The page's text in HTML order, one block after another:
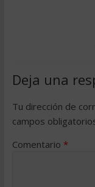
Deja una
Tu dirección de
campos
Comentario *